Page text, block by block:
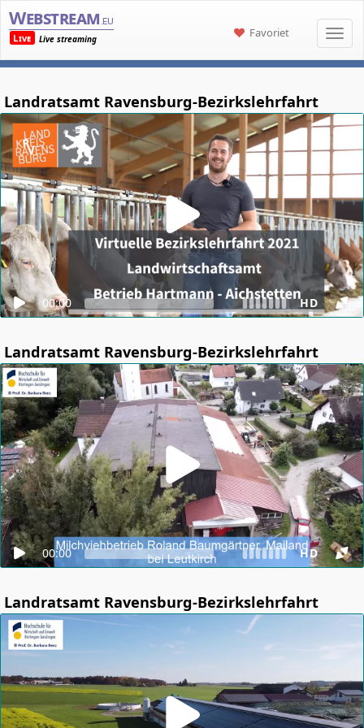
Webstream .eu
Live
Live streaming Favoriet
Landratsamt Ravensburg-Bezirkslehrfahrt
00:00 HD
Landratsamt Ravensburg-Bezirkslehrfahrt
00:00 HD
Landratsamt Ravensburg-Bezirkslehrfahrt